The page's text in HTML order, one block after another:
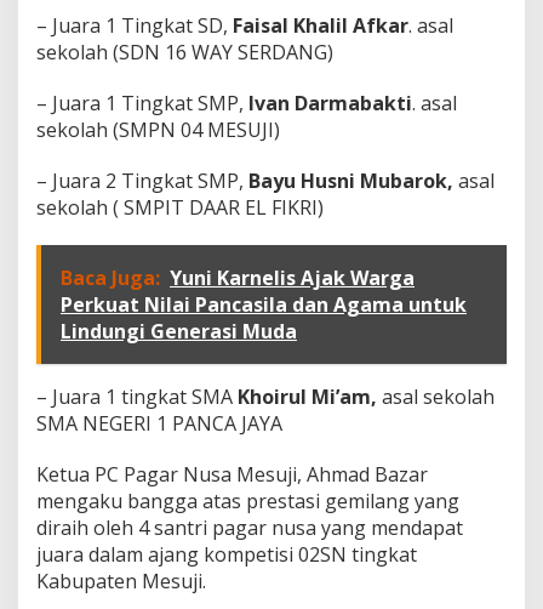
u
p
t
e
n
– Juara 1 Tingkat SD, Faisal Khalil Afkar. asal
sekolah (SDN 16 WAY SERDANG)
– Juara 1 Tingkat SMP, Ivan Darmabakti. asal
sekolah (SMPN 04 MESUJI)
– Juara 2 Tingkat SMP, Bayu Husni Mubarok, asal
sekolah ( SMPIT DAAR EL FIKRI)
Baca Juga: Yuni Karnelis Ajak Warga
Perkuat Nilai Pancasila dan Agama untuk
Lindungi Generasi Muda
– Juara 1 tingkat SMA Khoirul Mi’am, asal sekolah
SMA NEGERI 1 PANCA JAYA
Ketua PC Pagar Nusa Mesuji, Ahmad Bazar
mengaku bangga atas prestasi gemilang yang
diraih oleh 4 santri pagar nusa yang mendapat
juara dalam ajang kompetisi 02SN tingkat
Kabupaten Mesuji.